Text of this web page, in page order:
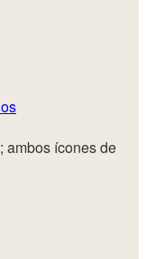
ambos ícones de